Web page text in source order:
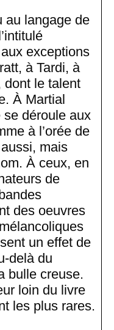
au langage de
exceptions
à Tardi, à
dont le talent
À Martial
se déroule aux
à l’orée de
mais
À ceux, en
de
des oeuvres
un effet de
delà du
bulle creuse.
loin du livre
les plus rares.